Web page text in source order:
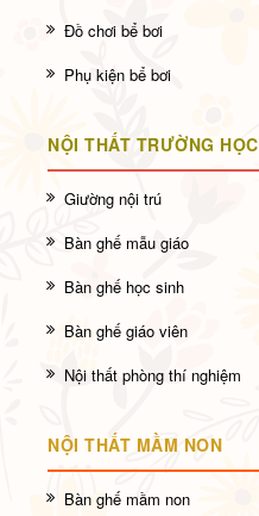
Đồ chơi bể bơi
Phụ kiện bể bơi
NỘI THẤT TRƯỜNG HỌC
Giường nội trú
Bàn ghế mẫu giáo
Bàn ghế học sinh
Bàn ghế giáo viên
Nội thất phòng thí nghiệm
NỘI THẤT MẦM NON
Bàn ghế mầm non